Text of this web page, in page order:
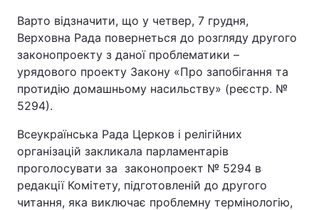
Варто відзначити, що у четвер, 7 грудня,
Верховна Рада повернеться до розгляду другого
законопроекту з даної проблематики –
урядового проекту Закону «Про запобігання та
протидію домашньому насильству» (реєстр. №
5294).
Всеукраїнська Рада Церков і релігійних
організацій закликала парламентарів
проголосувати за законопроект № 5294 в
редакції Комітету, підготовленій до другого
читання, яка виключає проблемну термінологію,